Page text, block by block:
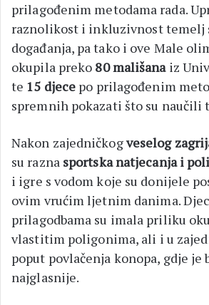
prilagođenim metodama rada.
raznolikost i inkluzivnost temelj
događanja, pa tako i ove Male
okupila preko 80 mališanaiz
te 15 djece po prilagođenim
spremnih pokazati što su naučili
Nakon zajedničkogveselog
su razna sportska natjecanja i
i igre s vodom koje su donijele
ovim vrućim ljetnim danima.
prilagodbama su imala priliku
vlastitim poligonima, ali i u
poput povlačenja konopa, gdje je
najglasnije.